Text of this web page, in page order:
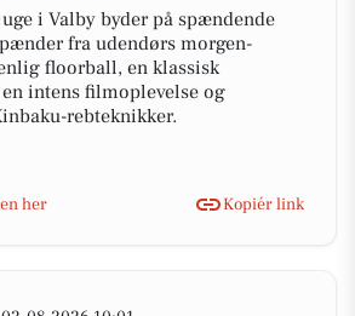
i Valby byder på spændende
fra udendørs morgen-
floorball, en klassisk
intens filmoplevelse og
rebteknikker.
her
Kopiér link